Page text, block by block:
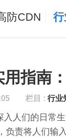
防CDN
指南
栏目 : 行业
人们的日常
责将人们输